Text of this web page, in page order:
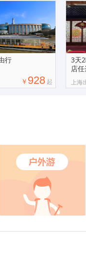
行
￥ 928 起
3天
店
上海